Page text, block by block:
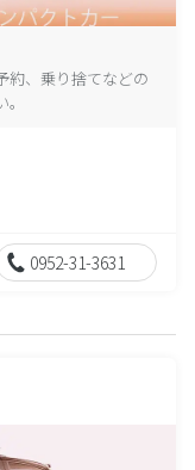
約、乗り捨てなどの
0952-31-3631